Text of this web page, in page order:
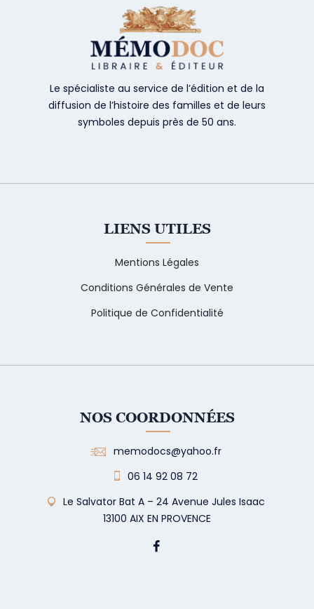
Le spécialiste au service de l’édition et de la
diffusion de l’histoire des familles et de leurs
symboles depuis près de 50 ans.
LIENS UTILES
Mentions Légales
Conditions Générales de Vente
Politique de Confidentialité
NOS COORDONNÉES
memodocs@yahoo.fr
06 14 92 08 72
Le Salvator Bat A – 24 Avenue Jules Isaac
13100 AIX EN PROVENCE